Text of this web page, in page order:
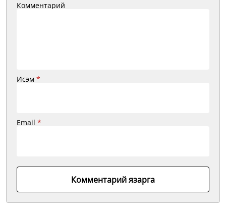
Комментарий
Исэм *
Email *
Комментарий язарга